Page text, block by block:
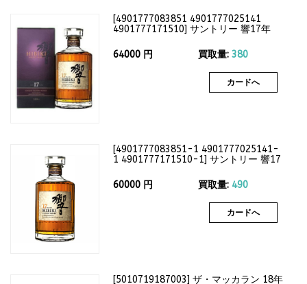
[4901777083851 4901777025141
4901777171510] サントリー 響17年
64000 円 買取量: 380
カードへ
[4901777083851-1 4901777025141-
1 4901777171510-1] サントリー 響17
60000 円 買取量: 490
カードへ
[5010719187003] ザ・マッカラン 18年